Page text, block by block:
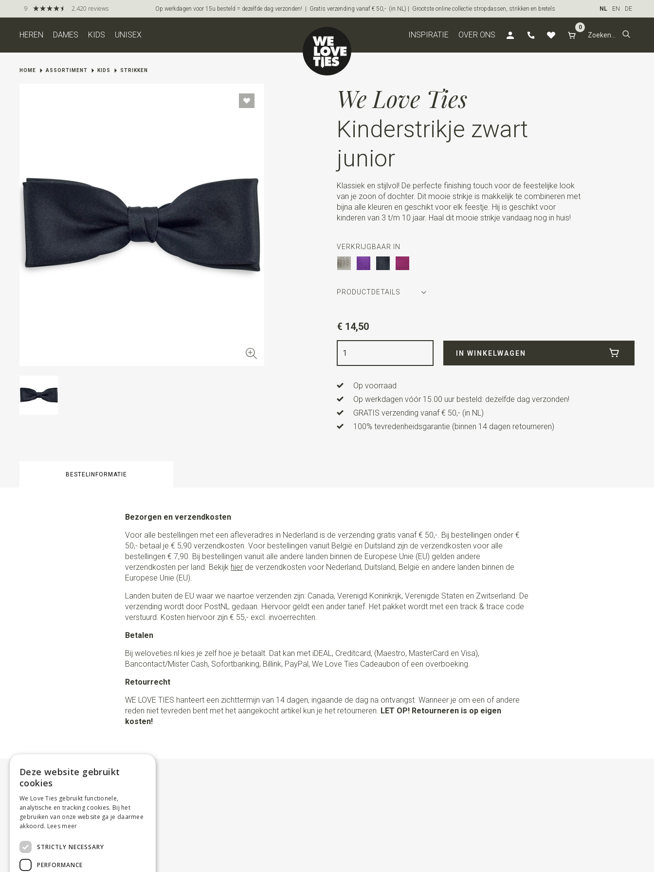
9 2.420 reviews Op werkdagen voor 15u besteld = dezelfde dag verzonden! | Gratis verzending vanaf € 50,- (in NL) | Grootste online collectie stropdassen, strikken en bretels NL EN DE
HEREN DAMES KIDS UNISEX INSPIRATIE OVER ONS
0
HOME ASSORTIMENT KIDS STRIKKEN
We Love Ties
Kinderstrikje zwart
junior
Klassiek en stijlvol! De perfecte finishing touch voor de feestelijke look
van je zoon of dochter. Dit mooie strikje is makkelijk te combineren met
bijna alle kleuren en geschikt voor elk feestje. Hij is geschikt voor
kinderen van 3 t/m 10 jaar. Haal dit mooie strikje vandaag nog in huis!
VERKRIJGBAAR IN
PRODUCTDETAILS
Kleurzwart
Kwaliteit
Lengte 3,5 cm
Uitvoering
dit is een voorgestrikt model met een verstelbaar bandje. Deze kinderstrik
is geschikt voor kinderen van ca. 3 tot 10 jaar.
€ 14,50
IN WINKELWAGEN
Op voorraad
Op werkdagen vóór 15.00 uur besteld: dezelfde dag verzonden!
GRATIS verzending vanaf € 50,- (in NL)
100% tevredenheidsgarantie (binnen 14 dagen retourneren)
BESTELINFORMATIE
Bezorgen en verzendkosten
Voor alle bestellingen met een afleveradres in Nederland is de verzending gratis vanaf € 50,-. Bij bestellingen onder €
50,- betaal je € 5,90 verzendkosten. Voor bestellingen vanuit België en Duitsland zijn de verzendkosten voor alle
bestellingen € 7,90. Bij bestellingen vanuit alle andere landen binnen de Europese Unie (EU) gelden andere
verzendkosten per land. Bekijk hier de verzendkosten voor Nederland, Duitsland, België en andere landen binnen de
Europese Unie (EU).
Landen buiten de EU waar we naartoe verzenden zijn: Canada, Verenigd Koninkrijk, Verenigde Staten en Zwitserland. De
verzending wordt door PostNL gedaan. Hiervoor geldt een ander tarief. Het pakket wordt met een track & trace code
verstuurd. Kosten hiervoor zijn € 55,- excl. invoerrechten.
Betalen
Bij weloveties.nl kies je zelf hoe je betaalt. Dat kan met iDEAL, Creditcard, (Maestro, MasterCard en Visa),
Bancontact/Mister Cash, Sofortbanking, Billink, PayPal, We Love Ties Cadeaubon of een overboeking.
Retourrecht
WE LOVE TIES hanteert een zichttermijn van 14 dagen, ingaande de dag na ontvangst. Wanneer je om een of andere
reden niet tevreden bent met het aangekocht artikel kun je het retourneren. LET OP! Retourneren is op eigen
kosten!
Deze website gebruikt
cookies
We Love Ties gebruikt functionele,
analytische en tracking cookies. Bij het
gebruiken van onze website ga je daarmee
akkoord. Lees meer
STRICTLY NECESSARY
PERFORMANCE